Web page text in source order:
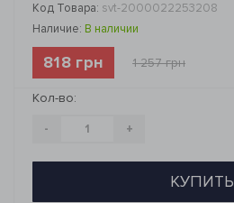
Код Товара: svt-2000022253208
Наличие: В наличии
818 грн 1 257 грн
Кол-во:
- +
КУПИТЬ